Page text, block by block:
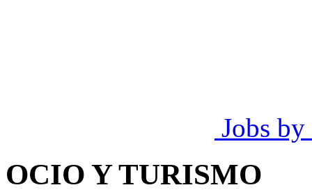
Jobs by
OCIO Y TURISMO